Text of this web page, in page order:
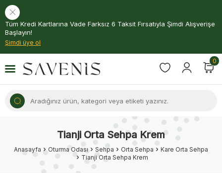
Tüm Kredi Kartlarına Vade Farksız 6 Taksit Fırsatıyla Şimdi Alışverişe
Başlayın!
Şimdi üye ol
0
Tianji Orta Sehpa Krem
Anasayfa Oturma Odası Sehpa Orta Sehpa
Kare Orta Sehpa
Tianji Orta Sehpa Krem